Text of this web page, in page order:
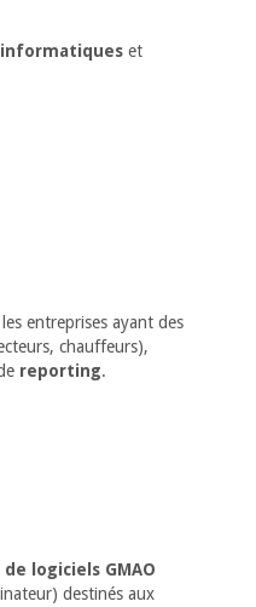
informatiques et
entreprises ayant des
chauffeurs),
reporting.
logiciels GMAO
destinés aux